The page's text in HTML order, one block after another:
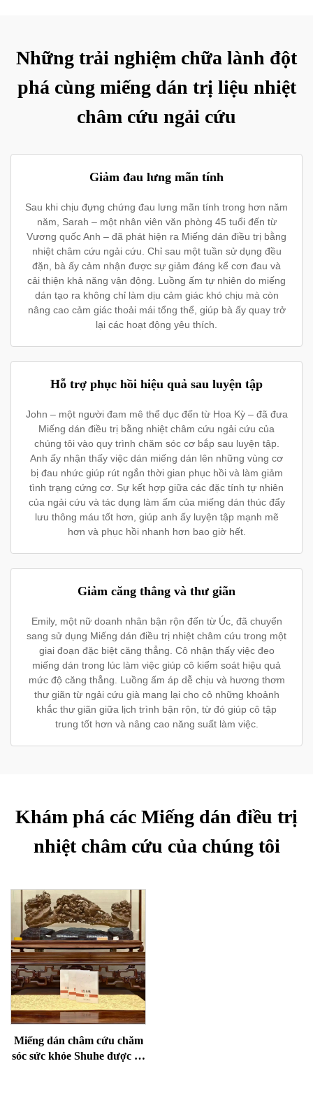
Những trải nghiệm chữa lành đột
phá cùng miếng dán trị liệu nhiệt
châm cứu ngải cứu
Giảm đau lưng mãn tính
Sau khi chịu đựng chứng đau lưng mãn tính trong hơn năm
năm, Sarah – một nhân viên văn phòng 45 tuổi đến từ
Vương quốc Anh – đã phát hiện ra Miếng dán điều trị bằng
nhiệt châm cứu ngải cứu. Chỉ sau một tuần sử dụng đều
đặn, bà ấy cảm nhận được sự giảm đáng kể cơn đau và
cải thiện khả năng vận động. Luồng ấm tự nhiên do miếng
dán tạo ra không chỉ làm dịu cảm giác khó chịu mà còn
nâng cao cảm giác thoải mái tổng thể, giúp bà ấy quay trở
lại các hoạt động yêu thích.
Hỗ trợ phục hồi hiệu quả sau luyện tập
John – một người đam mê thể dục đến từ Hoa Kỳ – đã đưa
Miếng dán điều trị bằng nhiệt châm cứu ngải cứu của
chúng tôi vào quy trình chăm sóc cơ bắp sau luyện tập.
Anh ấy nhận thấy việc dán miếng dán lên những vùng cơ
bị đau nhức giúp rút ngắn thời gian phục hồi và làm giảm
tình trạng cứng cơ. Sự kết hợp giữa các đặc tính tự nhiên
của ngải cứu và tác dụng làm ấm của miếng dán thúc đẩy
lưu thông máu tốt hơn, giúp anh ấy luyện tập mạnh mẽ
hơn và phục hồi nhanh hơn bao giờ hết.
Giảm căng thẳng và thư giãn
Emily, một nữ doanh nhân bận rộn đến từ Úc, đã chuyển
sang sử dụng Miếng dán điều trị nhiệt châm cứu trong một
giai đoạn đặc biệt căng thẳng. Cô nhận thấy việc đeo
miếng dán trong lúc làm việc giúp cô kiểm soát hiệu quả
mức độ căng thẳng. Luồng ấm áp dễ chịu và hương thơm
thư giãn từ ngải cứu già mang lại cho cô những khoảnh
khắc thư giãn giữa lịch trình bận rộn, từ đó giúp cô tập
trung tốt hơn và nâng cao năng suất làm việc.
Khám phá các Miếng dán điều trị
nhiệt châm cứu của chúng tôi
Miếng dán châm cứu chăm
sóc sức khỏe Shuhe được sử